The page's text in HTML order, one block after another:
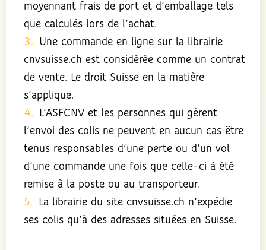
moyennant frais de port et d’emballage tels
que calculés lors de l’achat.
Une commande en ligne sur la librairie
cnvsuisse.ch est considérée comme un contrat
de vente. Le droit Suisse en la matière
s’applique.
L’ASFCNV et les personnes qui gèrent
l’envoi des colis ne peuvent en aucun cas être
tenus responsables d’une perte ou d’un vol
d’une commande une fois que celle-ci à été
remise à la poste ou au transporteur.
La librairie du site cnvsuisse.ch n’expédie
ses colis qu’à des adresses situées en Suisse.